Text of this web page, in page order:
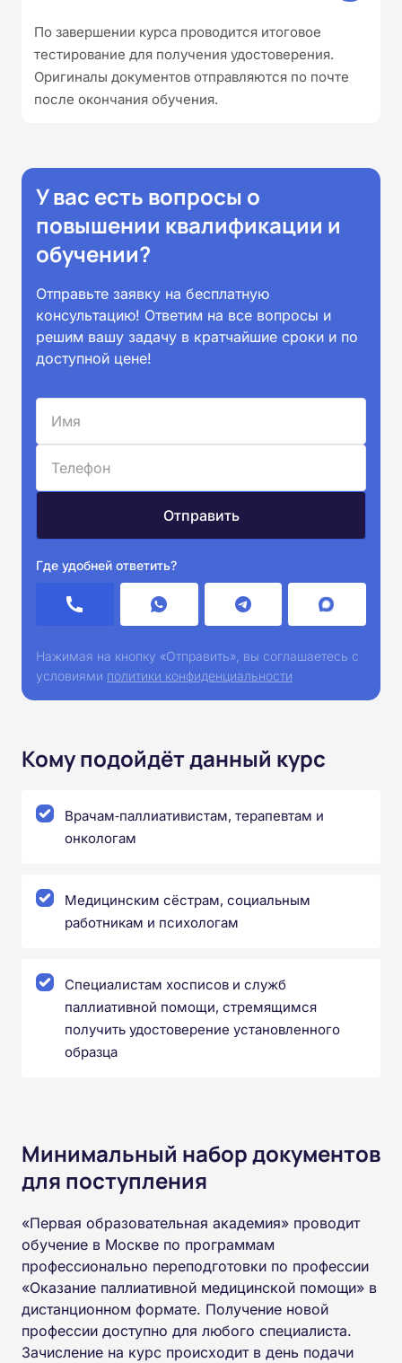
По завершении курса проводится итоговое
тестирование для получения удостоверения.
Оригиналы документов отправляются по почте
после окончания обучения.
У вас есть вопросы о
повышении квалификации и
обучении?
Отправьте заявку на бесплатную
консультацию! Ответим на все вопросы и
решим вашу задачу в кратчайшие сроки и по
доступной цене!
Где удобней ответить?
Нажимая на кнопку «Отправить», вы соглашаетесь с
условиями политики конфиденциальности
Кому подойдёт данный курс
Врачам‑паллиативистам, терапевтам и
онкологам
Медицинским сёстрам, социальным
работникам и психологам
Специалистам хосписов и служб
паллиативной помощи, стремящимся
получить удостоверение установленного
образца
Минимальный набор документов
для поступления
«Первая образовательная академия» проводит
обучение в Москве по программам
профессионально переподготовки по профессии
«Оказание паллиативной медицинской помощи» в
дистанционном формате. Получение новой
профессии доступно для любого специалиста.
Зачисление на курс происходит в день подачи